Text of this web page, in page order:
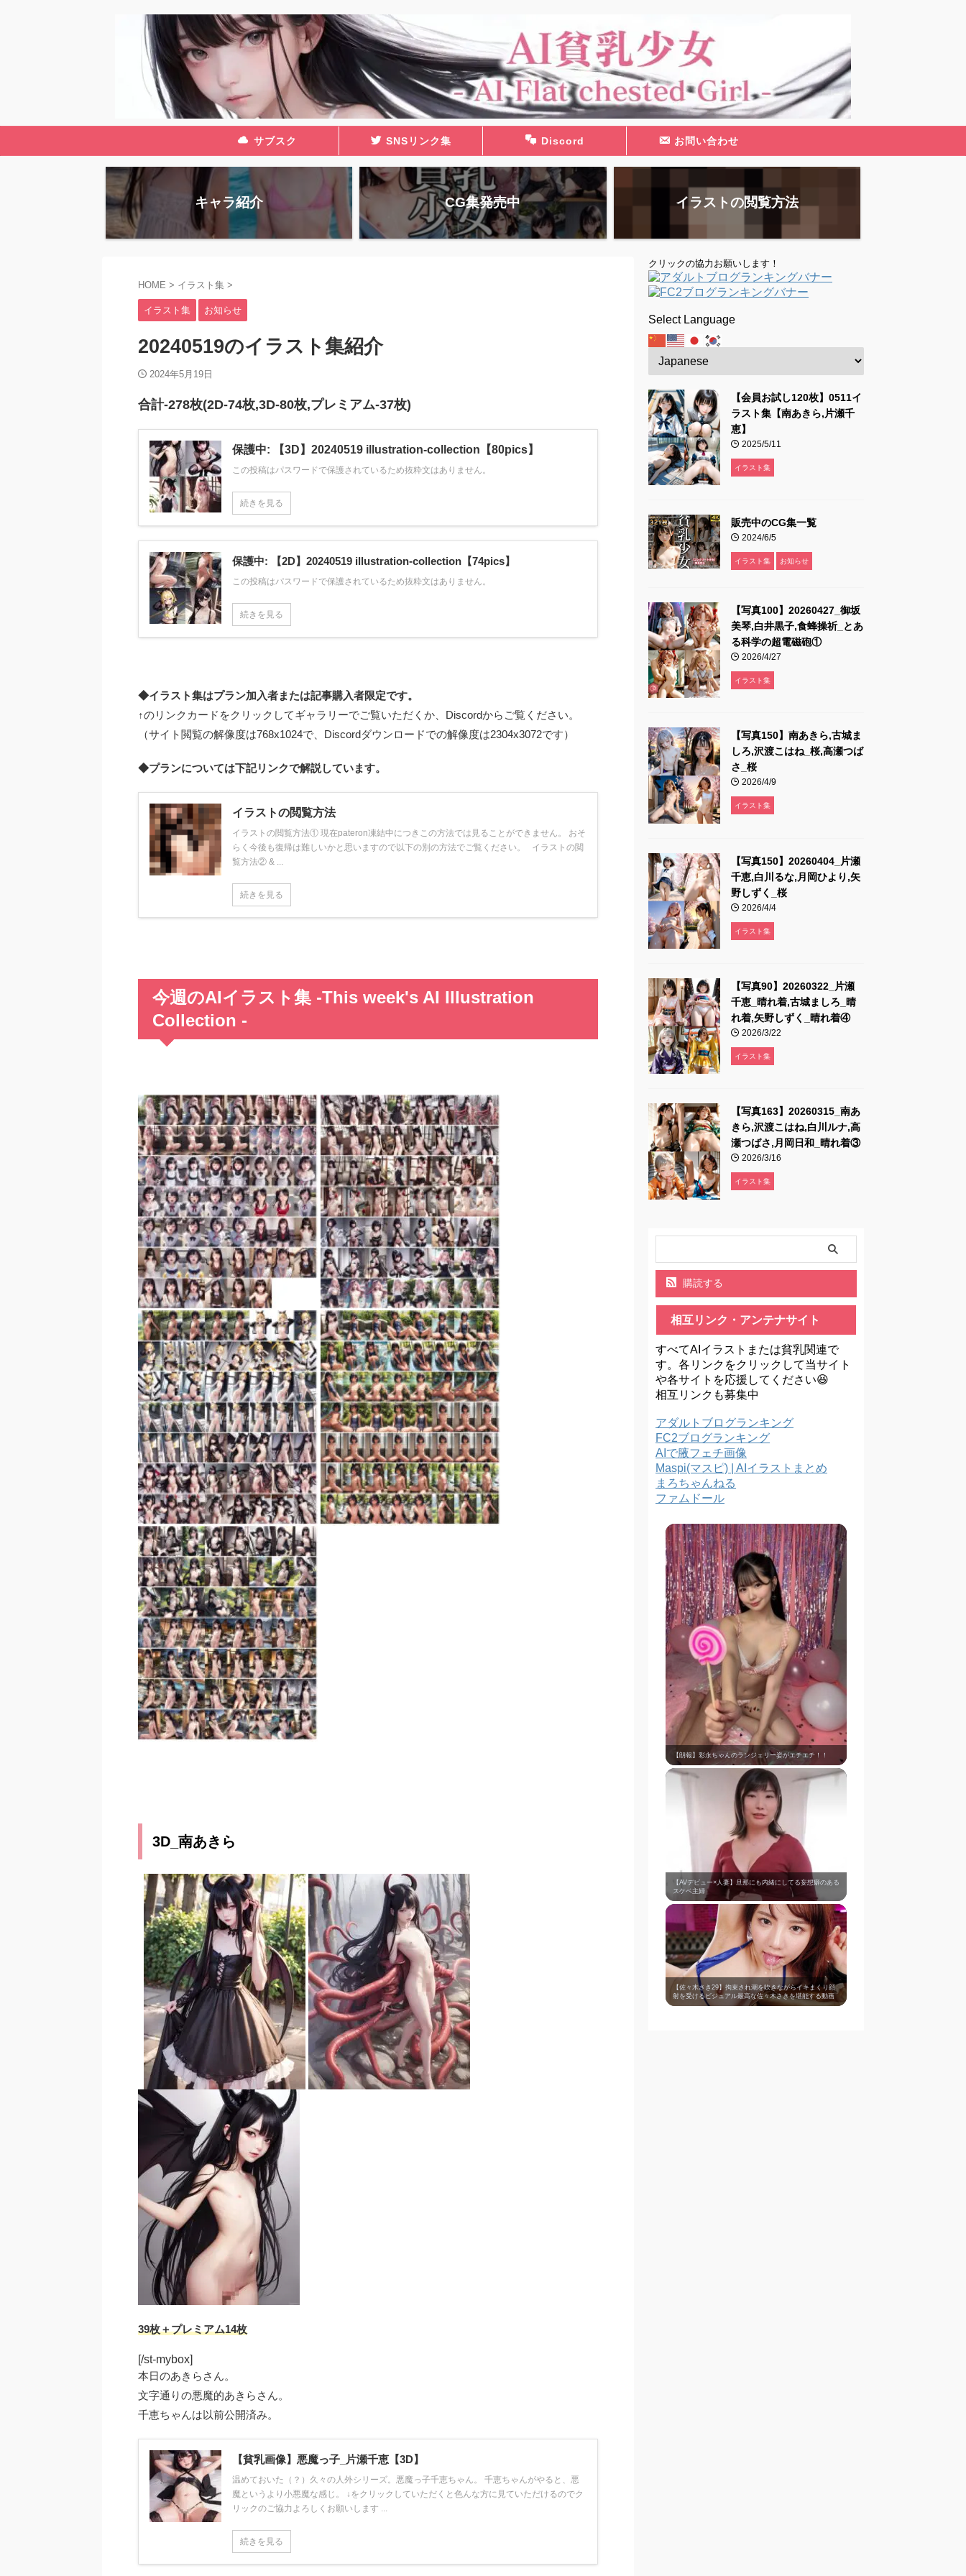
サブスク SNSリンク集 Discord お問い合わせ
キャラ紹介 CG集発売中 イラストの閲覧方法
HOME > イラスト集 >
イラスト集 お知らせ
20240519のイラスト集紹介
2024年5月19日
合計-278枚(2D-74枚,3D-80枚,プレミアム-37枚)
保護中: 【3D】20240519 illustration-collection【80pics】
この投稿はパスワードで保護されているため抜粋文はありません。
続きを見る
保護中: 【2D】20240519 illustration-collection【74pics】
この投稿はパスワードで保護されているため抜粋文はありません。
続きを見る
◆イラスト集はプラン加入者または記事購入者限定です。
↑のリンクカードをクリックしてギャラリーでご覧いただくか、Discordからご覧ください。
（サイト閲覧の解像度は768x1024で、Discordダウンロードでの解像度は2304x3072です）
◆プランについては下記リンクで解説しています。
イラストの閲覧方法
イラストの閲覧方法① 現在pateron凍結中につきこの方法では見ることができません。 おそ
らく今後も復帰は難しいかと思いますので以下の別の方法でご覧ください。 イラストの閲
覧方法② & ...
続きを見る
今週のAIイラスト集 -This week's AI Illustration
Collection -
3D_南あきら
39枚＋プレミアム14枚
[/st-mybox]
本日のあきらさん。
文字通りの悪魔的あきらさん。
千恵ちゃんは以前公開済み。
【貧乳画像】悪魔っ子_片瀬千恵【3D】
温めておいた（？）久々の人外シリーズ。悪魔っ子千恵ちゃん。 千恵ちゃんがやると、悪
魔というより小悪魔な感じ。 ↓をクリックしていただくと色んな方に見ていただけるのでク
リックのご協力よろしくお願いします ...
続きを見る
クリックの協力お願いします！
Select Language
【会員お試し120枚】0511イ
ラスト集【南あきら,片瀬千
恵】
2025/5/11
イラスト集
販売中のCG集一覧
2024/6/5
イラスト集 お知らせ
【写真100】20260427_御坂
美琴,白井黒子,食蜂操祈_とあ
る科学の超電磁砲①
2026/4/27
イラスト集
【写真150】南あきら,古城ま
しろ,沢渡こはね_桜,高瀬つば
さ_桜
2026/4/9
イラスト集
【写真150】20260404_片瀬
千恵,白川るな,月岡ひより,矢
野しずく_桜
2026/4/4
イラスト集
【写真90】20260322_片瀬
千恵_晴れ着,古城ましろ_晴
れ着,矢野しずく_晴れ着④
2026/3/22
イラスト集
【写真163】20260315_南あ
きら,沢渡こはね,白川ルナ,高
瀬つばさ,月岡日和_晴れ着③
2026/3/16
イラスト集
購読する
相互リンク・アンテナサイト
すべてAIイラストまたは貧乳関連で
す。各リンクをクリックして当サイト
や各サイトを応援してください😆
相互リンクも募集中
アダルトブログランキング
FC2ブログランキング
AIで腋フェチ画像
Maspi(マスピ) | AIイラストまとめ
まろちゃんねる
ファムドール
【朗報】彩永ちゃんのランジェリー姿がエチエチ！！
【AVデビュー×人妻】旦那にも内緒にしてる妄想癖のある
スケベ主婦
【佐々木さき29】拘束され潮を吹きながらイキまくり顔
射を受けるビジュアル最高な佐々木さきを堪能する動画